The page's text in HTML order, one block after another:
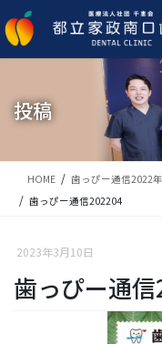
ン
テ
ビ
ゲ
移
投稿
HOME
歯っぴー通信2022
歯っぴー通信202204
2023年3月10日
歯っぴー通